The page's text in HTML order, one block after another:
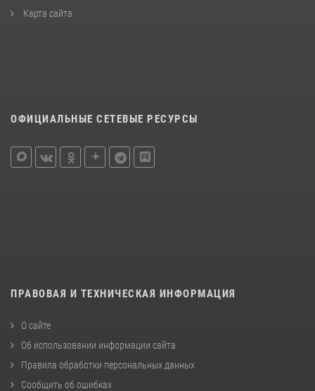
Карта сайта
ОФИЦИАЛЬНЫЕ СЕТЕВЫЕ РЕСУРСЫ
ПРАВОВАЯ И ТЕХНИЧЕСКАЯ ИНФОРМАЦИЯ
О сайте
Об использовании информации сайта
Правила обработки персональных данных
Сообщить об ошибках